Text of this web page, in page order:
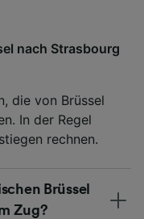
nach Strasbourg
die von Brüssel
In der Regel
rechnen.
Brüssel
Zug?